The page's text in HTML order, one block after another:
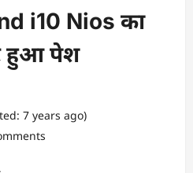
i10 Nios का
हुआ पेश
7 years ago)